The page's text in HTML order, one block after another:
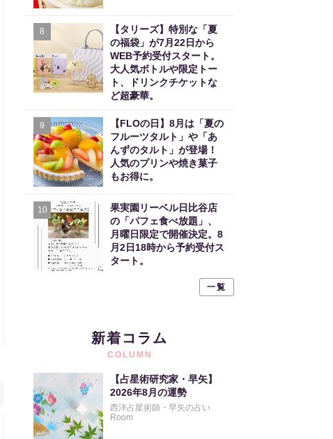
8
【タリーズ】特別な「夏
の福袋」が7月22日から
WEB予約受付スタート。
大人気ボトルや限定トー
ト、ドリンクチケットな
ど超豪華。
9
【FLOの日】8月は「夏の
フルーツタルト」や「あ
んずのタルト」が登場！
人気のプリンや焼き菓子
もお得に。
10
果実園リーベル日比谷店
の「パフェ食べ放題」、
月曜日限定で開催決定。8
月2日18時から予約受付ス
タート。
一覧
新着コラム
COLUMN
【占星術研究家・早矢】
2026年8月の運勢
西洋占星術師・早矢の占い
Room